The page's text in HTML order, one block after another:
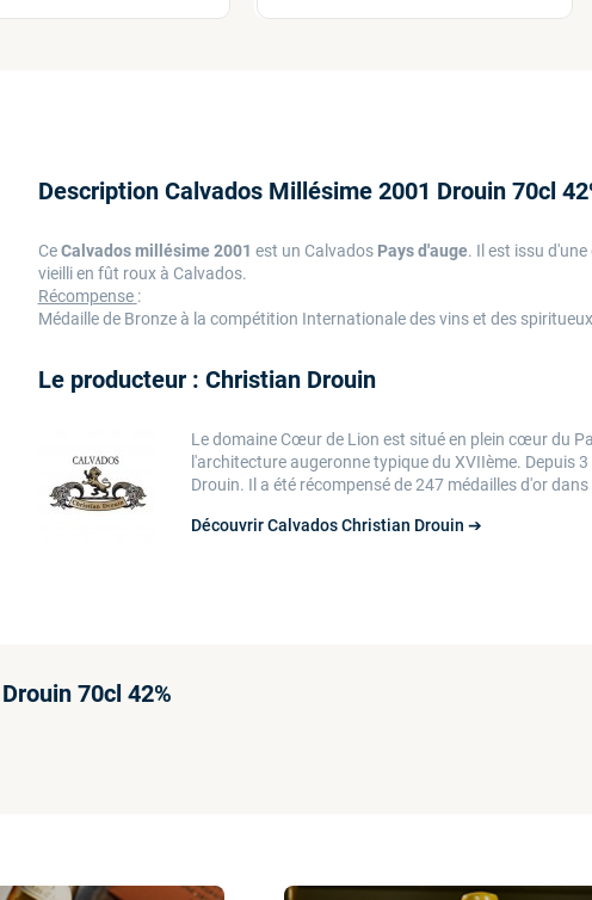
Description Calvados Millésime 2001 Drouin 70cl
CeCalvados millésime 2001 est un Calvados Pays d'auge. Il est issu
vieilli en fût roux à Calvados.
Récompense :
Médaille de Bronze à la compétition Internationale des vins et des
Le producteur : Christian Drouin
Le domaine Cœur de Lion est situé en plein cœur du
l'architecture augeronne typique du XVIIème. Depuis
Drouin. Il a été récompensé de 247 médailles d'or
Découvrir Calvados Christian Drouin ➔
70cl 42%